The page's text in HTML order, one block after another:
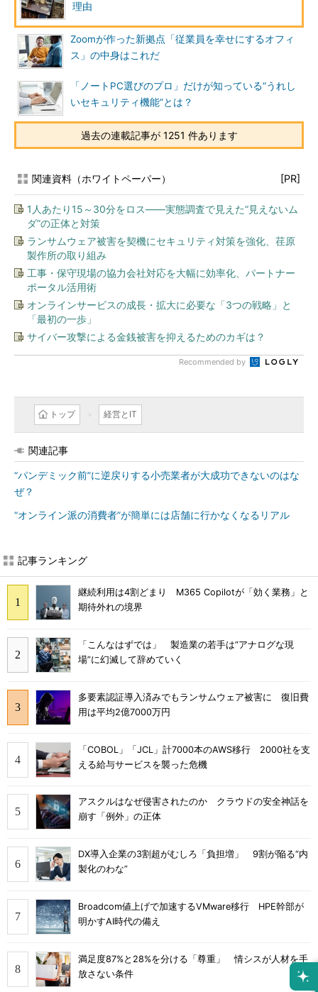
理由
Zoomが作った新拠点「従業員を幸せにするオフィ
ス」の中身はこれだ
「ノートPC選びのプロ」だけが知っている“うれし
いセキュリティ機能”とは？
過去の連載記事が 1251 件あります
関連資料（ホワイトペーパー） [PR]
1人あたり15～30分をロス――実態調査で見えた“見えないム
ダ”の正体と対策
ランサムウェア被害を契機にセキュリティ対策を強化、荏原
製作所の取り組み
工事・保守現場の協力会社対応を大幅に効率化、パートナー
ポータル活用術
オンラインサービスの成長・拡大に必要な「3つの戦略」と
「最初の一歩」
サイバー攻撃による金銭被害を抑えるためのカギは？
Recommended by
トップ 経営とIT
関連記事
“パンデミック前”に逆戻りする小売業者が大成功できないのはな
ぜ？
“オンライン派の消費者”が簡単には店舗に行かなくなるリアル
記事ランキング
継続利用は4割どまり M365 Copilotが「効く業務」と
期待外れの境界
「こんなはずでは」 製造業の若手は“アナログな現
場”に幻滅して辞めていく
多要素認証導入済みでもランサムウェア被害に 復旧費
用は平均2億7000万円
「COBOL」「JCL」計7000本のAWS移行 2000社を支
える給与サービスを襲った危機
アスクルはなぜ侵害されたのか クラウドの安全神話を
崩す「例外」の正体
DX導入企業の3割超がむしろ「負担増」 9割が陥る“内
製化のわな”
Broadcom値上げで加速するVMware移行 HPE幹部が
明かすAI時代の備え
満足度87%と28%を分ける「尊重」 情シスが人材を手
放さない条件